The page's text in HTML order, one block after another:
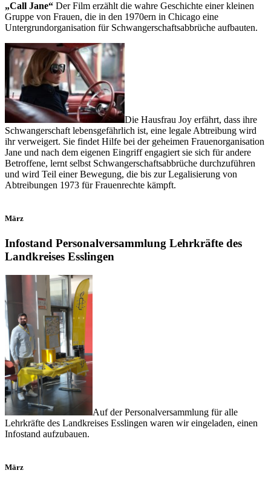
„Call Jane“ Der Film erzählt die wahre Geschichte einer kleinen
Gruppe von Frauen, die in den 1970ern in Chicago eine
Untergrundorganisation für Schwangerschaftsabbrüche aufbauten.
Die Hausfrau Joy erfährt, dass ihre
Schwangerschaft lebensgefährlich ist, eine legale Abtreibung wird
ihr verweigert. Sie findet Hilfe bei der geheimen Frauenorganisation
Jane und nach dem eigenen Eingriff engagiert sie sich für andere
Betroffene, lernt selbst Schwangerschaftsabbrüche durchzuführen
und wird Teil einer Bewegung, die bis zur Legalisierung von
Abtreibungen 1973 für Frauenrechte kämpft.
März
Infostand Personalversammlung Lehrkräfte des
Landkreises Esslingen
Auf der Personalversammlung für alle
Lehrkräfte des Landkreises Esslingen waren wir eingeladen, einen
Infostand aufzubauen.
März